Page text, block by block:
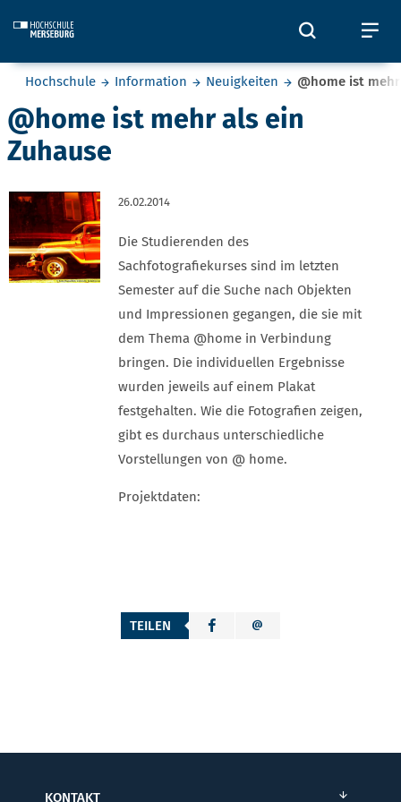
Öffnet
Sie befinden sich hier:
Hochschule Information Neuigkeiten @home ist
@home ist mehr als ein
Zuhause
26.02.2014
Die Studierenden des
Sachfotografiekurses sind im letzten
Semester auf die Suche nach Objekten
und Impressionen gegangen, die sie mit
dem Thema @home in Verbindung
bringen. Die individuellen Ergebnisse
wurden jeweils auf einem Plakat
festgehalten. Wie die Fotografien zeigen,
gibt es durchaus unterschiedliche
Vorstellungen von @ home.
Projektdaten:
TEILEN
KONTAKT